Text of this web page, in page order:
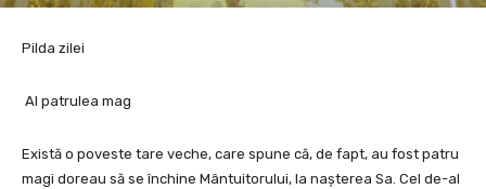
Pilda zilei
Al patrulea mag
Există o poveste tare veche, care spune că, de fapt, au fost patru
magi doreau să se închine Mântuitorului, la naşterea Sa. Cel de-al